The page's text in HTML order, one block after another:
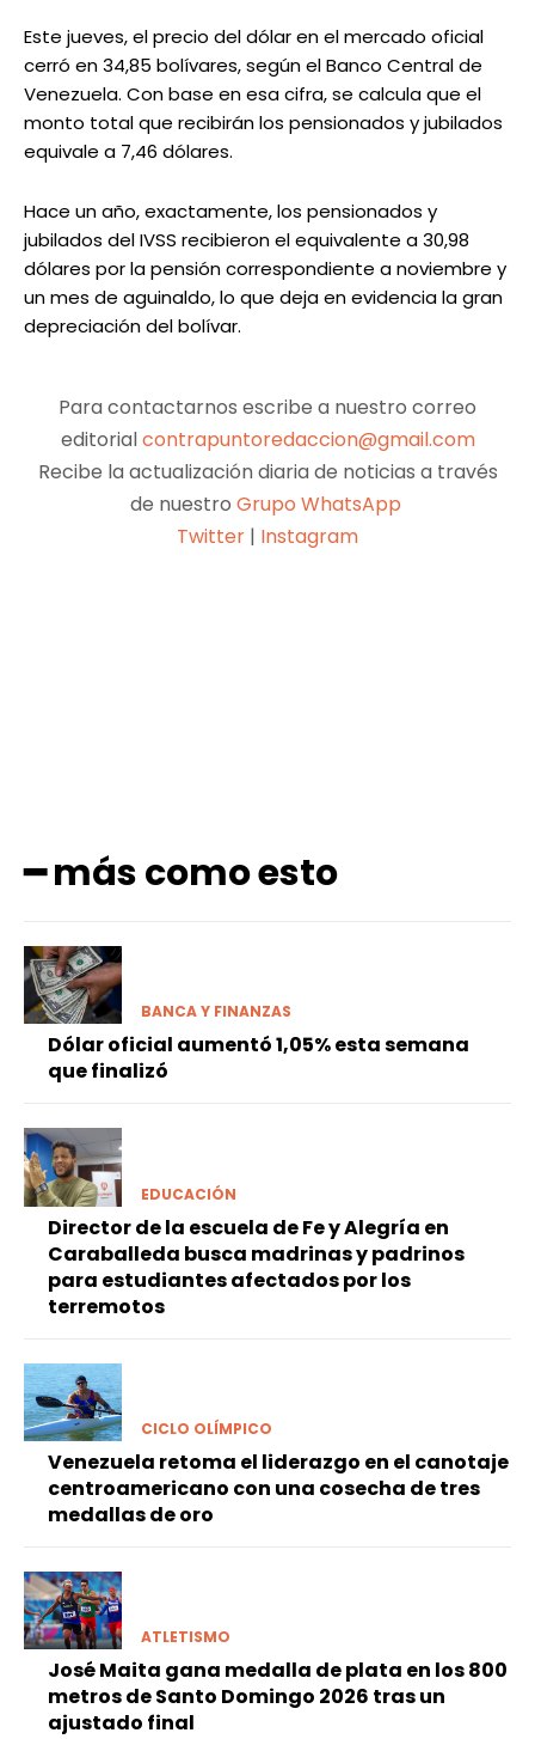
Este jueves, el precio del dólar en el mercado oficial
cerró en 34,85 bolívares, según el Banco Central de
Venezuela. Con base en esa cifra, se calcula que el
monto total que recibirán los pensionados y jubilados
equivale a 7,46 dólares.
Hace un año, exactamente, los pensionados y
jubilados del IVSS recibieron el equivalente a 30,98
dólares por la pensión correspondiente a noviembre y
un mes de aguinaldo, lo que deja en evidencia la gran
depreciación del bolívar.
Para contactarnos escribe a nuestro correo
editorialcontrapuntoredaccion@gmail.com
Recibe la actualización diaria de noticias a través
de nuestro Grupo WhatsApp
Twitter | Instagram
━ más como esto
BANCA Y FINANZAS
Dólar oficial aumentó 1,05% esta semana
que finalizó
EDUCACIÓN
Director de la escuela de Fe y Alegría en
Caraballeda busca madrinas y padrinos
para estudiantes afectados por los
terremotos
CICLO OLÍMPICO
Venezuela retoma el liderazgo en el canotaje
centroamericano con una cosecha de tres
medallas de oro
ATLETISMO
José Maita gana medalla de plata en los 800
metros de Santo Domingo 2026 tras un
ajustado final